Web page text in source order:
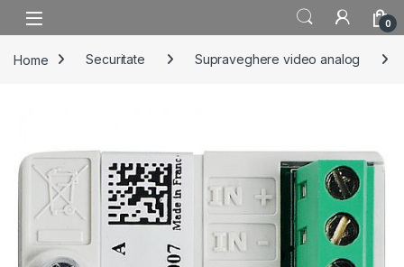
Skip to navigation
Skip to content
0
Home Securitate Supraveghere video analog